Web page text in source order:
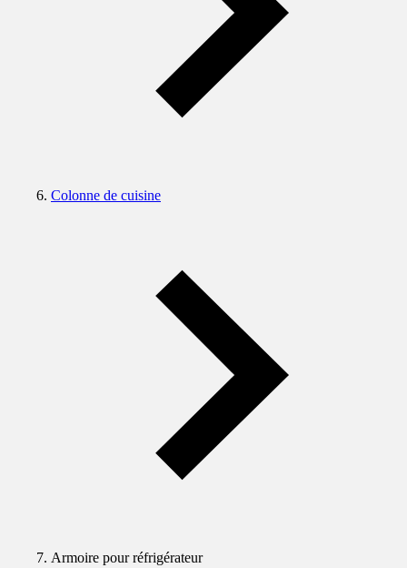
Colonne de cuisine
Armoire pour réfrigérateur